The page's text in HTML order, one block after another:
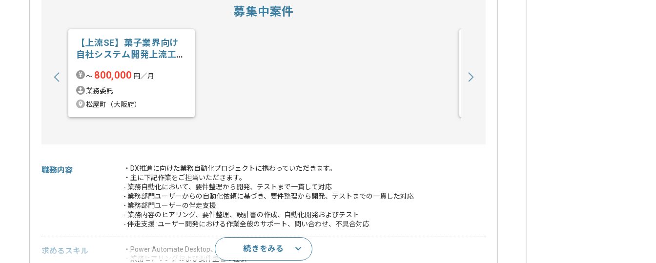
募集中案件
【上流SE】菓子業界向け
自社システム開発上流工程
〜 800,000 円／月
業務委託
松屋町（大阪府）
職務内容
・DX推進に向けた業務自動化プロジェクトに携わっていただきます。
・主に下記作業をご担当いただきます。
- 業務自動化において、要件整理から開発、テストまで一貫して対応
- 業務部門ユーザーからの自動化依頼に基づき、要件整理から開発、テストまでの一貫した対応
- 業務部門ユーザーの伴走支援
- 業務内容のヒアリング、要件整理、設計書の作成、自動化開発およびテスト
- 伴走支援 :ユーザー開発における作業全般のサポート、問い合わせ、不具合対応
求めるスキル
・Power Automate Desktop、Cloudを用いた設計、開発経験
・業務ヒアリングおよび要件整理の経験
続きをみる